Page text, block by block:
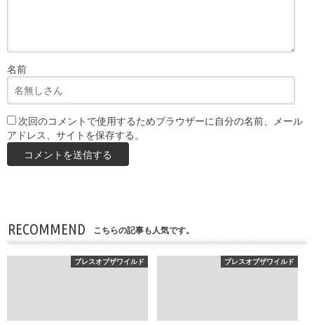
名前
次回のコメントで使用するためブラウザーに自分の名前、メール
アドレス、サイトを保存する。
RECOMMEND こちらの記事も人気です。
ブレスオブザワイルド ブレスオブザワイルド